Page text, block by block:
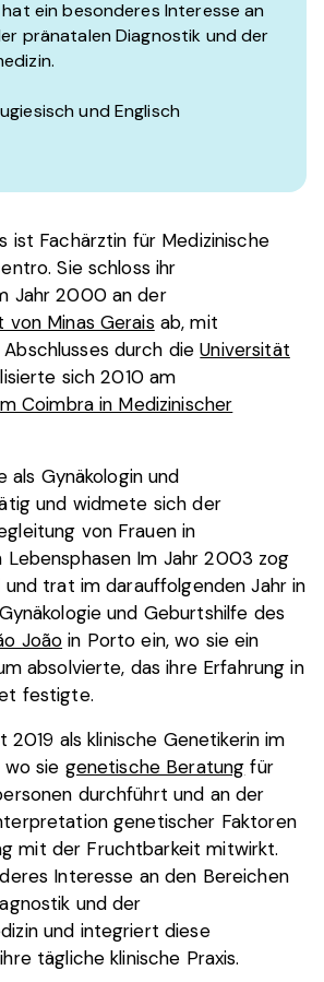
ein besonderes Interesse an
pränatalen Diagnostik und der
und Englisch
ist Fachärztin für Medizinische
Sie schloss ihr
Jahr 2000 an der
von Minas Geraisab, mit
Abschlusses durch dieUniversität
sich 2010 am
Coimbra in Medizinischer
als Gynäkologin und
und widmete sich der
von Frauen in
Lebensphasen Im Jahr 2003 zog
trat im darauffolgenden Jahr in
und Geburtshilfe des
João in Porto ein, wo sie ein
absolvierte, das ihre Erfahrung in
festigte.
2019 als klinische Genetikerin im
sie genetische Beratung für
durchführt und an der
genetischer Faktoren
mit der Fruchtbarkeit mitwirkt.
Interesse an den Bereichen
und der
und integriert diese
tägliche klinische Praxis.